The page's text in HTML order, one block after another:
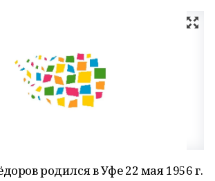
родился в Уфе 22 мая 1956 г.